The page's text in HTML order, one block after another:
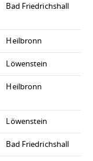
Bad Friedrichshall
Heilbronn
Löwenstein
Heilbronn
Löwenstein
Bad Friedrichshall